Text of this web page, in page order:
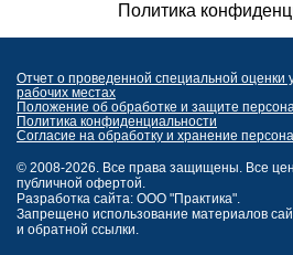
Политика
Отчет о проведенной специальной оценки
рабочих местах
Положение об обработке и защите
Политика конфиденциальности
Согласие на обработку и хранение
© 2008-2026. Все права защищены. Все
публичной офертой.
Разработка сайта: ООО "Практика".
Запрещено использование материалов
и обратной ссылки.